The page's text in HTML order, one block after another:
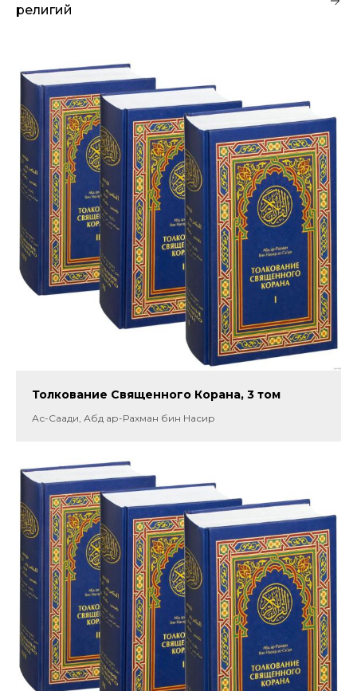
религий
Толкование Священного Корана, 3 том
Ас-Саади, Абд ар-Рахман бин Насир